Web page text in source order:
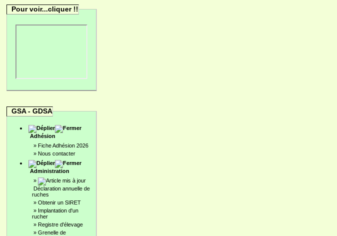
Pour voir...cliquer !!
GSA - GDSA
Adhésion
» Fiche Adhésion 2026
» Nous contacter
Administration
»
Déclaration annuelle de
ruches
» Obtenir un SIRET
» Implantation d'un
rucher
» Registre d'élevage
» Grenelle de